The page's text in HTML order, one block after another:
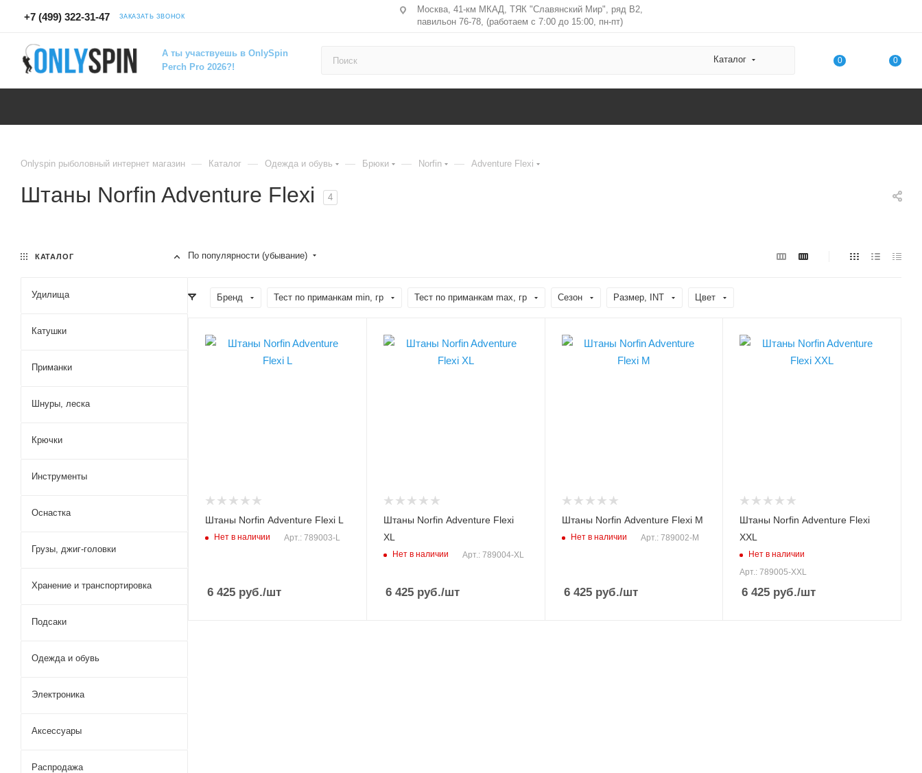
+7 (499) 322-31-47 ЗАКАЗАТЬ ЗВОНОК
Москва, 41-км МКАД, ТЯК "Славянский Мир", ряд В2,
павильон 76-78, (работаем с 7:00 до 15:00, пн-пт)
А ты участвуешь в OnlySpin
Perch Pro 2026?!
Каталог 0 0
Onlyspin рыболовный интернет магазин — Каталог — Одежда и обувь — Брюки — Norfin — Adventure Flexi
Штаны Norfin Adventure Flexi 4
По популярности (убывание)
Бренд Тест по приманкам min, гр Тест по приманкам max, гр Сезон Размер, INT Цвет
Материал
Цвет
серый, черный
Штаны Norfin Adventure Flexi L
Нет в наличии Арт.: 789003-L
6 425 руб./шт
Материал
Цвет
серый, черный
Штаны Norfin Adventure Flexi
XL
Нет в наличии Арт.: 789004-XL
6 425руб./шт
Материал
Цвет
серый, черный
Штаны Norfin Adventure Flexi M
Нет в наличии Арт.: 789002-M
6 425руб./шт
Материал
Цвет
серый, черный
Штаны Norfin Adventure Flexi
XXL
Нет в наличии
Арт.: 789005-XXL
6 425 руб./шт
КАТАЛОГ
Удилища
Катушки
Приманки
Шнуры, леска
Крючки
Инструменты
Оснастка
Грузы, джиг-головки
Хранение и транспортировка
Подсаки
Одежда и обувь
Электроника
Аксессуары
Распродажа